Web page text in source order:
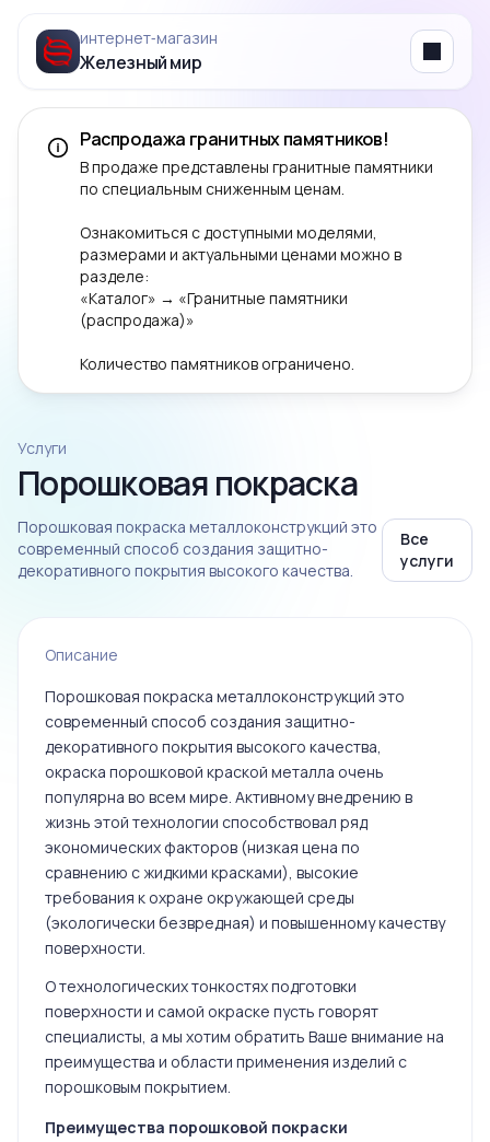
интернет‑магазин
Железный мир Menu
Распродажа гранитных памятников!
В продаже представлены гранитные памятники
по специальным сниженным ценам.
Ознакомиться с доступными моделями,
размерами и актуальными ценами можно в
разделе:
«Каталог» → «Гранитные памятники
(распродажа)»
Количество памятников ограничено.
Услуги
Порошковая покраска
Порошковая покраска металлоконструкций это
современный способ создания защитно-
декоративного покрытия высокого качества.
Все
услуги
Описание
Порошковая покраска металлоконструкций это
современный способ создания защитно-
декоративного покрытия высокого качества,
окраска порошковой краской металла очень
популярна во всем мире. Активному внедрению в
жизнь этой технологии способствовал ряд
экономических факторов (низкая цена по
сравнению с жидкими красками), высокие
требования к охране окружающей среды
(экологически безвредная) и повышенному качеству
поверхности.
О технологических тонкостях подготовки
поверхности и самой окраске пусть говорят
специалисты, а мы хотим обратить Ваше внимание на
преимущества и области применения изделий с
порошковым покрытием.
Преимущества порошковой покраски